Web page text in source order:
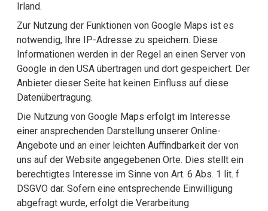
Irland.
Zur Nutzung der Funktionen von Google Maps ist es
notwendig, Ihre IP-Adresse zu speichern. Diese
Informationen werden in der Regel an einen Server von
Google in den USA übertragen und dort gespeichert. Der
Anbieter dieser Seite hat keinen Einfluss auf diese
Datenübertragung.
Die Nutzung von Google Maps erfolgt im Interesse
einer ansprechenden Darstellung unserer Online-
Angebote und an einer leichten Auffindbarkeit der von
uns auf der Website angegebenen Orte. Dies stellt ein
berechtigtes Interesse im Sinne von Art. 6 Abs. 1 lit. f
DSGVO dar. Sofern eine entsprechende Einwilligung
abgefragt wurde, erfolgt die Verarbeitung